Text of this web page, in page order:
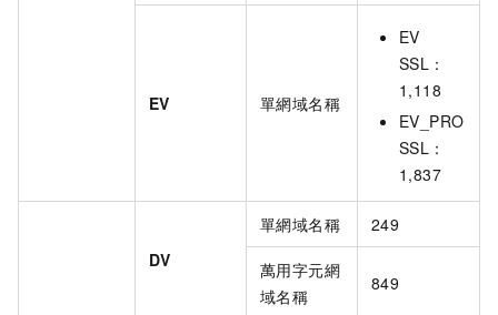
EV 單網域名稱
EV
SSL：
1,118
EV_PRO
SSL：
1,837
DV
單網域名稱 249
萬用字元網
域名稱
849